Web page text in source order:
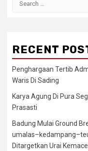
RECENT
Penghargaan Tertib
Waris Di Sading
Karya Agung Di Pura
Prasasti
Badung Mulai Ground
Ditargetkan Urai